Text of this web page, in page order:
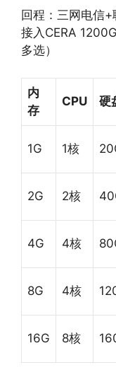
回程：三网电信+
接入CERA
多选）
内
存
CPU 硬
1G 1核
2G 2核
4G 4核
8G 4核
16G 8核